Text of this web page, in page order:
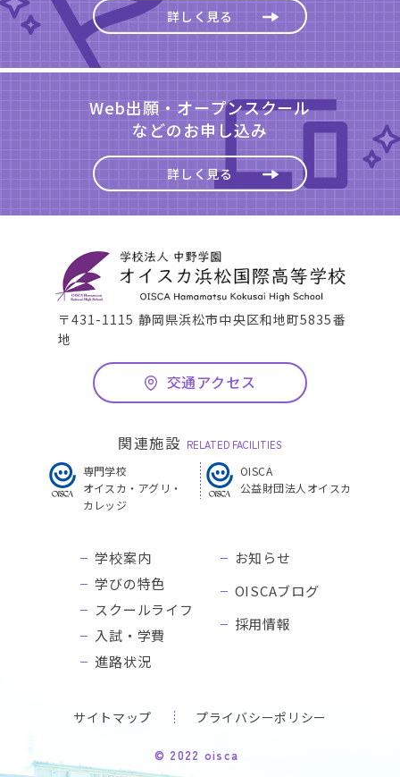
詳しく見る
Web出願・オープンスクール
などのお申し込み
詳しく見る
〒431-1115 静岡県浜松市中央区和地町5835番
地
交通アクセス
関連施設 RELATED FACILITIES
専門学校
オイスカ・アグリ・
カレッジ
OISCA
公益財団法人オイスカ
学校案内
学びの特色
スクールライフ
入試・学費
進路状況
お知らせ
OISCAブログ
採用情報
サイトマップ プライバシーポリシー
© 2022 oisca